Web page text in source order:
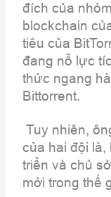
đích của
blockchain
tiêu của
đang nỗ lực
thức ngang
Bittorrent.
Tuy nhiên,
của hai đội
triển và chủ
mới trong thế